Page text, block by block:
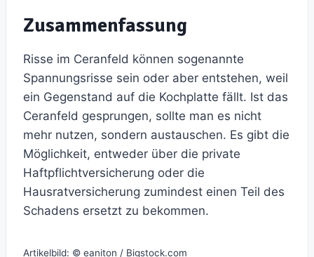
Zusammenfassung
Risse im Ceranfeld können sogenannte
Spannungsrisse sein oder aber entstehen, weil
ein Gegenstand auf die Kochplatte fällt. Ist das
Ceranfeld gesprungen, sollte man es nicht
mehr nutzen, sondern austauschen. Es gibt die
Möglichkeit, entweder über die private
Haftpflichtversicherung oder die
Hausratversicherung zumindest einen Teil des
Schadens ersetzt zu bekommen.
Artikelbild: © eaniton / Bigstock.com